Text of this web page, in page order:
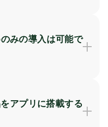
みの導入は可能で
アプリに搭載する